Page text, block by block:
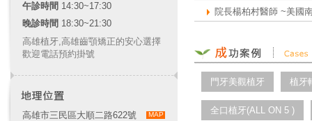
午診時間 14:30~17:30
晚診時間 18:30~21:30
高雄植牙,高雄齒顎矯正的安心選擇
歡迎電話預約掛號
MAP
高雄市三民區大順二路622號
院長楊柏村醫師 ~美國
粉絲專頁網上線嚕!!
門牙美觀植牙 植牙
全口植牙(ALL ON 5 )